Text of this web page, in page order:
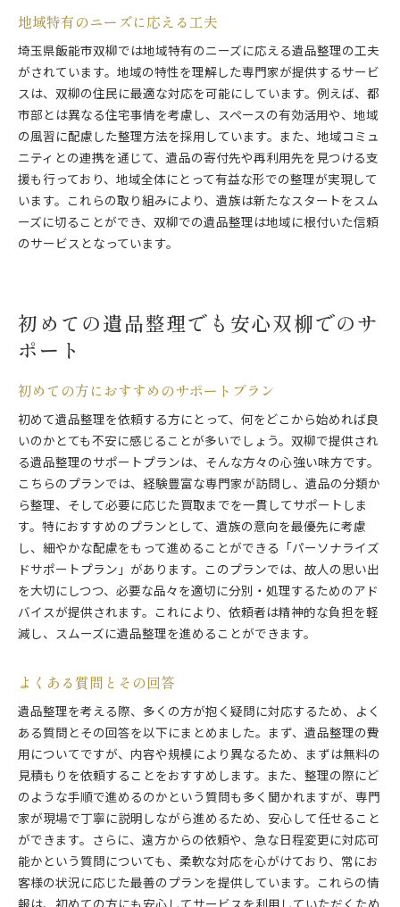
地域特有のニーズに応える工夫
埼玉県飯能市双柳では地域特有のニーズに応える遺品整理の工夫
がされています。地域の特性を理解した専門家が提供するサービ
スは、双柳の住民に最適な対応を可能にしています。例えば、都
市部とは異なる住宅事情を考慮し、スペースの有効活用や、地域
の風習に配慮した整理方法を採用しています。また、地域コミュ
ニティとの連携を通じて、遺品の寄付先や再利用先を見つける支
援も行っており、地域全体にとって有益な形での整理が実現して
います。これらの取り組みにより、遺族は新たなスタートをスム
ーズに切ることができ、双柳での遺品整理は地域に根付いた信頼
のサービスとなっています。
初めての遺品整理でも安心双柳でのサ
ポート
初めての方におすすめのサポートプラン
初めて遺品整理を依頼する方にとって、何をどこから始めれば良
いのかとても不安に感じることが多いでしょう。双柳で提供され
る遺品整理のサポートプランは、そんな方々の心強い味方です。
こちらのプランでは、経験豊富な専門家が訪問し、遺品の分類か
ら整理、そして必要に応じた買取までを一貫してサポートしま
す。特におすすめのプランとして、遺族の意向を最優先に考慮
し、細やかな配慮をもって進めることができる「パーソナライズ
ドサポートプラン」があります。このプランでは、故人の思い出
を大切にしつつ、必要な品々を適切に分別・処理するためのアド
バイスが提供されます。これにより、依頼者は精神的な負担を軽
減し、スムーズに遺品整理を進めることができます。
よくある質問とその回答
遺品整理を考える際、多くの方が抱く疑問に対応するため、よく
ある質問とその回答を以下にまとめました。まず、遺品整理の費
用についてですが、内容や規模により異なるため、まずは無料の
見積もりを依頼することをおすすめします。また、整理の際にど
のような手順で進めるのかという質問も多く聞かれますが、専門
家が現場で丁寧に説明しながら進めるため、安心して任せること
ができます。さらに、遠方からの依頼や、急な日程変更に対応可
能かという質問についても、柔軟な対応を心がけており、常にお
客様の状況に応じた最善のプランを提供しています。これらの情